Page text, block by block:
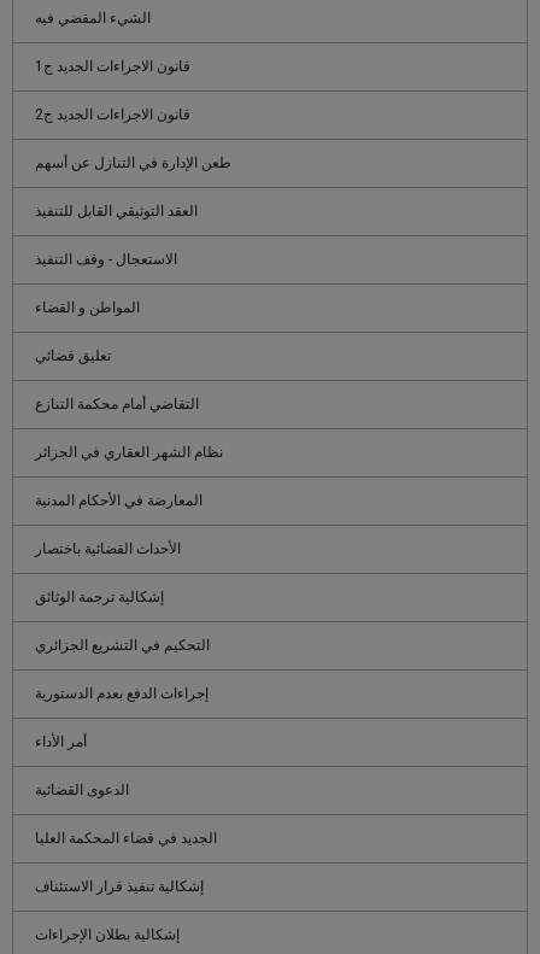
الشيء المقضي فيه
قانون الاجراءات الجديد ج1
قانون الاجراءات الجديد ج2
طعن الإدارة في التنازل عن أسهم
العقد التوثيقي القابل للتنفيذ
الاستعجال - وقف التنفيذ
المواطن و القضاء
تعليق قضائي
التقاضي أمام محكمة التنازع
نظام الشهر العقاري في الجزائر
المعارضة في الأحكام المدنية
الأحداث القضائية باختصار
إشكالية ترجمة الوثائق
التحكيم في التشريع الجزائري
إجراءات الدفع بعدم الدستورية
أمر الأداء
الدعوى القضائية
الجديد في قضاء المحكمة العليا
إشكالية تنفيذ قرار الاستئناف
إشكالية بطلان الإجراءات